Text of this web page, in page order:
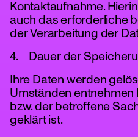
Kontaktaufnahme.
auch das erforderliche
der Verarbeitung der
4. Dauer der
Ihre Daten werden
Umständen entnehmen
bzw. der betroffene
geklärt ist.